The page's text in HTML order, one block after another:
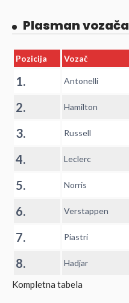
Plasman vozača
Pozicija Vozač
1. Antonelli
2. Hamilton
3. Russell
4. Leclerc
5. Norris
6. Verstappen
7. Piastri
8. Hadjar
Kompletna tabela